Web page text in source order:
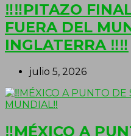
‼‼PITAZO
FUERA DEL
INGLATERRA ‼‼
julio 5, 2026
‼MÉXICO A